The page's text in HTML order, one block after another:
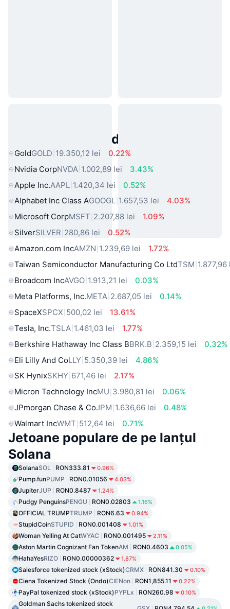
Active Populare din Lumea Reală
GoldGOLD 19.350,12 lei
0.22%
Nvidia CorpNVDA 1.002,89 lei
3.43%
Apple Inc.AAPL 1.420,34 lei
0.52%
Alphabet Inc Class AGOOGL 1.657,53 lei
4.03%
Microsoft CorpMSFT 2.207,88 lei
1.09%
SilverSILVER 280,86 lei
0.52%
Amazon.com IncAMZN 1.239,69 lei
1.72%
Taiwan Semiconductor Manufacturing Co LtdTSM 1.877,96
Broadcom IncAVGO 1.913,21 lei
0.03%
Meta Platforms, Inc.META 2.687,05 lei
0.14%
SpaceXSPCX 500,02 lei
13.61%
Tesla, Inc.TSLA 1.461,03 lei
1.77%
Berkshire Hathaway Inc Class BBRK.B 2.359,15 lei
0.32%
Eli Lilly And CoLLY 5.350,39 lei
4.86%
SK HynixSKHY 671,46 lei
2.17%
Micron Technology IncMU 3.980,81 lei
0.06%
JPmorgan Chase & CoJPM 1.636,66 lei
0.48%
Walmart IncWMT 512,64 lei 0.71%
Jetoane populare de pe lanțul
Solana
SolanaSOL RON333.81 0.96%
Pump.funPUMP RON0.01056 4.03%
JupiterJUP RON0.8487 1.24%
Pudgy PenguinsPENGU RON0.02803 1.16%
OFFICIAL TRUMPTRUMP RON6.63 0.94%
StupidCoinSTUPID RON0.001408 1.01%
Woman Yelling At CatWYAC RON0.001495 2.11%
Aston Martin Cognizant Fan TokenAM RON0.4603 0.05%
HahaYesRIZO RON0.00000362 1.87%
Salesforce tokenized stock (xStock)CRMX RON841.30 0.10%
Ciena Tokenized Stock (Ondo)CIENon RON1,855.11 0.22%
PayPal tokenized stock (xStock)PYPLx RON260.98 0.10%
Goldman Sachs tokenized stock